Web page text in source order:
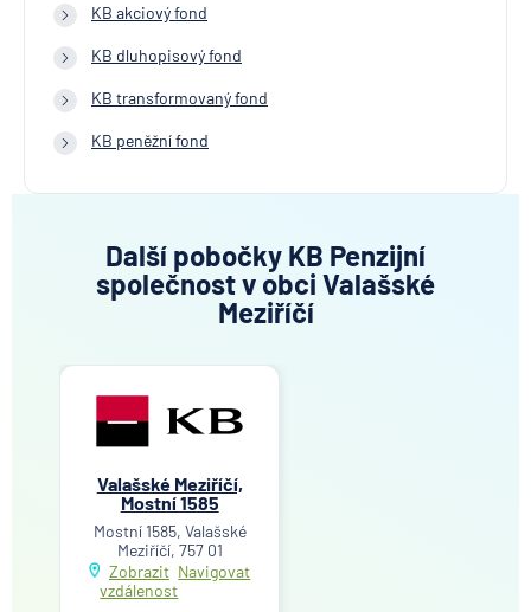
KB akciový fond
KB dluhopisový fond
KB transformovaný fond
KB peněžní fond
Další pobočky KB Penzijní
společnost v obci Valašské
Meziříčí
Valašské Meziříčí,
Mostní 1585
Mostní 1585, Valašské
Meziříčí, 757 01
Zobrazit
vzdálenost
Navigovat